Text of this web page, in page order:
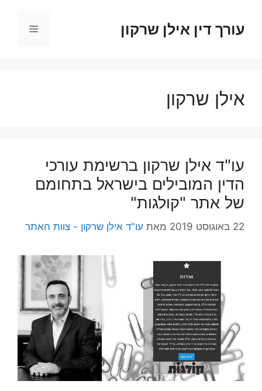
עורך דין אילן שרקון תפריט
אילן שרקון
עו"ד אילן שרקון ברשימת עורכי
הדין המובילים בישראל בתחומם
של אתר "קולגות"
22 באוגוסט 2019 מאת עו"ד אילן שרקון - צוות האתר